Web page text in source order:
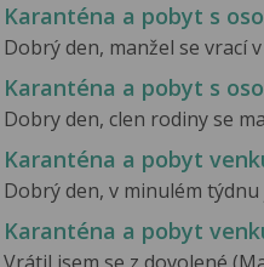
Karanténa a pobyt s
Dobrý den, manžel se vrací
Karanténa a pobyt s
Dobry den, clen rodiny se
Karanténa a pobyt
Dobrý den, v minulém
Karanténa a pobyt